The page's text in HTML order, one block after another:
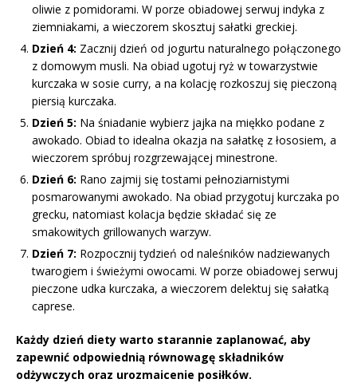
oliwie z pomidorami. W porze obiadowej serwuj indyka z
ziemniakami, a wieczorem skosztuj sałatki greckiej.
Dzień 4: Zacznij dzień od jogurtu naturalnego połączonego
z domowym musli. Na obiad ugotuj ryż w towarzystwie
kurczaka w sosie curry, a na kolację rozkoszuj się pieczoną
piersią kurczaka.
Dzień 5: Na śniadanie wybierz jajka na miękko podane z
awokado. Obiad to idealna okazja na sałatkę z łososiem, a
wieczorem spróbuj rozgrzewającej minestrone.
Dzień 6: Rano zajmij się tostami pełnoziarnistymi
posmarowanymi awokado. Na obiad przygotuj kurczaka po
grecku, natomiast kolacja będzie składać się ze
smakowitych grillowanych warzyw.
Dzień 7: Rozpocznij tydzień od naleśników nadziewanych
twarogiem i świeżymi owocami. W porze obiadowej serwuj
pieczone udka kurczaka, a wieczorem delektuj się sałatką
caprese.
Każdy dzień diety warto starannie zaplanować, aby
zapewnić odpowiednią równowagę składników
odżywczych oraz urozmaicenie posiłków.